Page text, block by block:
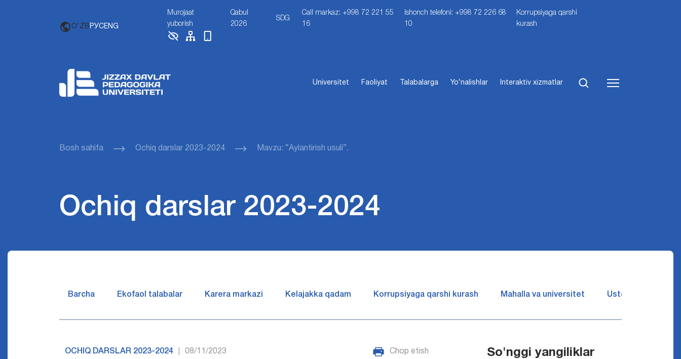
O'ZB РУСENG
Murojaat
yuborish
Qabul
2026
SDG
Call markaz: +998 72 221 55
16
Ishonch telefoni: +998 72 226 68
10
Korrupsiyaga qarshi
kurash
Universitet Faoliyat Talabalarga Yo‘nalishlar Interaktiv xizmatlar
Bosh sahifa Ochiq darslar 2023-2024 Mavzu: “Aylantirish usuli”.
Ochiq darslar 2023-2024
Barcha Ekofaol talabalar Karera markazi Kelajakka qadam Korrupsiyaga qarshi kurash Mahalla va universitet Ustozlar suhbatin
OCHIQ DARSLAR 2023-2024 08/11/2023 Chop etish So'nggi yangiliklar